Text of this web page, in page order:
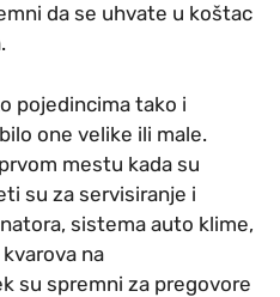
da se uhvate u koštac
pojedincima tako i
one velike ili male.
mestu kada su
su za servisiranje i
sistema auto klime,
na
su spremni za pregovore